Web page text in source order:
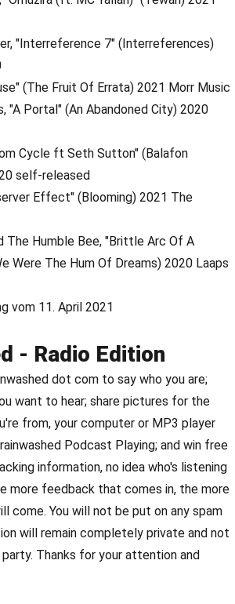
"Interreference 7" (Interreferences)
(The Fruit Of Errata) 2021 Morr Music
"A Portal" (An Abandoned City) 2020
Cycle ft Seth Sutton" (Balafon
self-released
Effect" (Blooming) 2021 The
The Humble Bee, "Brittle Arc Of A
Were The Hum Of Dreams) 2020 Laaps
vom 11. April 2021
- Radio Edition
dot com to say who you are;
want to hear; share pictures for the
from, your computer or MP3 player
Podcast Playing; and win free
information, no idea who's listening
more feedback that comes in, the more
come. You will not be put on any spam
will remain completely private and not
Thanks for your attention and